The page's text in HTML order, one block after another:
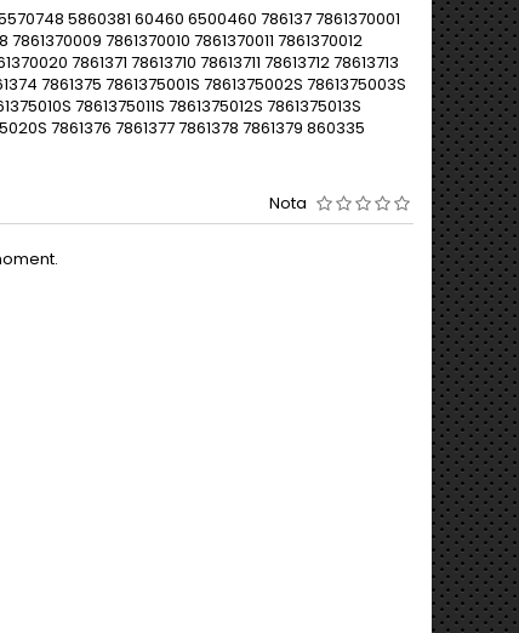
5860381 60460 6500460 786137 7861370001
7861370010 7861370011 7861370012
7861371 78613710 78613711 78613712 78613713
7861375 7861375001S 7861375002S 7861375003S
7861375011S 7861375012S 7861375013S
7861376 7861377 7861378 7861379 860335
Nota